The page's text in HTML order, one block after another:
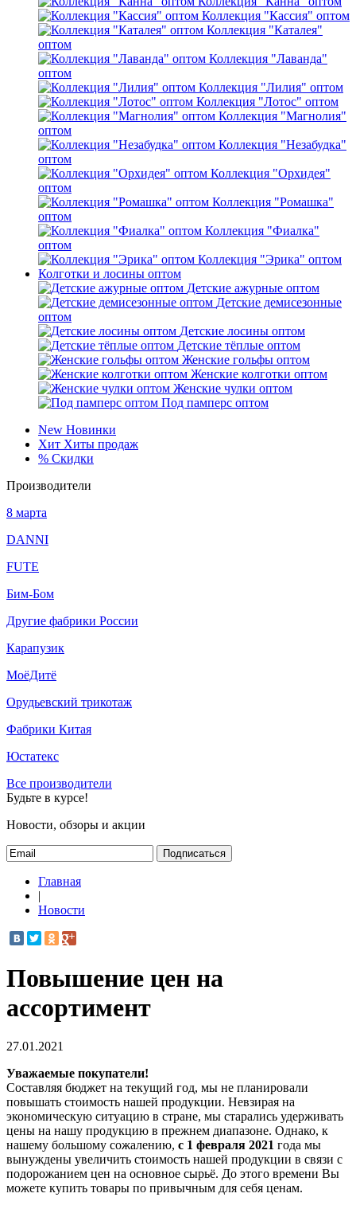
Коллекция "Кассия" оптом
Коллекция "Каталея"
оптом
Коллекция "Лаванда"
оптом
Коллекция "Лилия" оптом
Коллекция "Лотос" оптом
Коллекция "Магнолия"
оптом
Коллекция "Незабудка"
оптом
Коллекция "Орхидея"
оптом
Коллекция "Ромашка"
оптом
Коллекция "Фиалка"
оптом
Коллекция "Эрика" оптом
Колготки и лосины оптом
Детские ажурные оптом
Детские демисезонные
оптом
Детские лосины оптом
Детские тёплые оптом
Женские гольфы оптом
Женские колготки оптом
Женские чулки оптом
Под памперс оптом
New Новинки
Хит Хиты продаж
% Скидки
Производители
8 марта
DANNI
FUTE
Бим-Бом
Другие фабрики России
Карапузик
МоёДитё
Орудьевский трикотаж
Фабрики Китая
Юстатекс
Все производители
Будьте в курсе!
Новости, обзоры и акции
Подписаться
Главная
|
Новости
Повышение цен на
ассортимент
27.01.2021
Уважаемые покупатели!
Составляя бюджет на текущий год, мы не планировали
повышать стоимость нашей продукции. Невзирая на
экономическую ситуацию в стране, мы старались удерживать
цены на нашу продукцию в прежнем диапазоне. Однако, к
нашему большому сожалению, с 1 февраля 2021 года мы
вынуждены увеличить стоимость нашей продукции в связи с
подорожанием цен на основное сырьё. До этого времени Вы
можете купить товары по привычным для себя ценам.